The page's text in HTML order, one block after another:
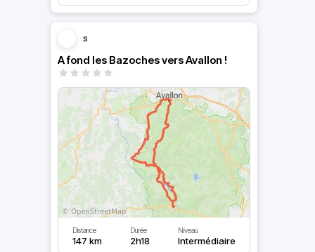
s
A fond les Bazoches vers Avallon !
Distance
147 km
Durée
2h18
Niveau
Intermédiaire